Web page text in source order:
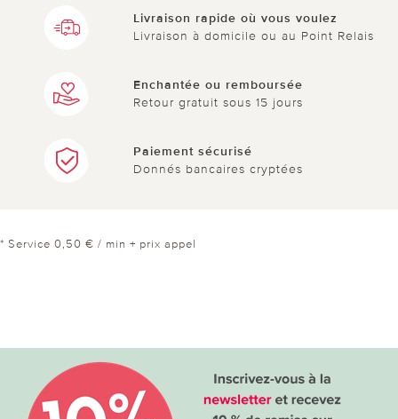
Livraison rapide où vous voulez
Livraison à domicile ou au Point Relais
Enchantée ou remboursée
Retour gratuit sous 15 jours
Paiement sécurisé
Donnés bancaires cryptées
* Service 0,50 € / min + prix appel